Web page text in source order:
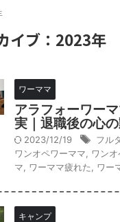
イブ：2023年
ワーママ
アラフォーワー
実｜退職後の心
2023/12/19 フル
ワンオペワーママ
ワンオ
マ
ワーママ疲れた ワー
キャンプ